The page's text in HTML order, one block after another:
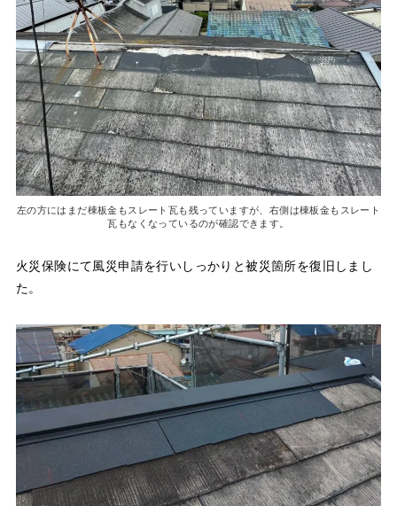
左の方にはまだ棟板金もスレート瓦も残っていますが、右側は棟板金もスレート
瓦もなくなっているのが確認できます。
火災保険にて風災申請を行いしっかりと被災箇所を復旧しまし
た。